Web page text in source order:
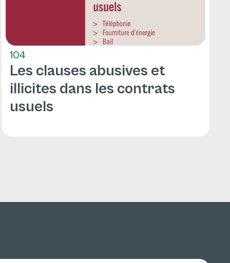
104
Les clauses abusives et
illicites dans les contrats
usuels